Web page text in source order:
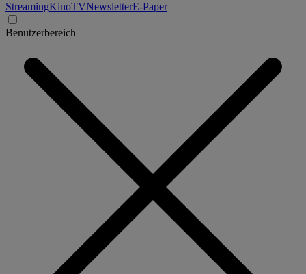
StreamingKinoTVNewsletterE-Paper
Benutzerbereich